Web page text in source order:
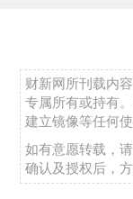
财新网所刊载内
专属所有或持有
建立镜像等任何使
如有意愿转载，
确认及授权后，方